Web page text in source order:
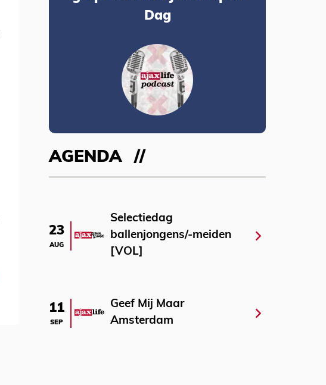
Dag
AGENDA
23
AUG
Selectiedag
ballenjongens/-meiden
[VOL]
11
SEP
Geef Mij Maar
Amsterdam